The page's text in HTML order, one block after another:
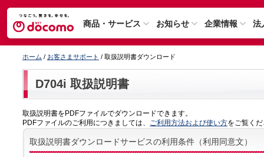
商品・サービス お知らせ 企業情報 法
ホーム / お客さまサポート / 取扱説明書ダウンロード
D704i 取扱説明書
取扱説明書をPDFファイルでダウンロードできます。
PDFファイルのご利用につきましては、
ご利用方法および使い方をご覧く
取扱説明書ダウンロードサービスの利用条件（利用同意文）